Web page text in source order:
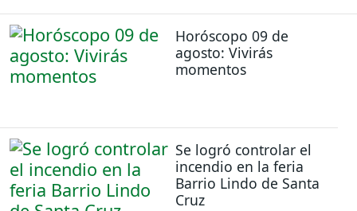
Horóscopo 09 de
agosto: Vivirás
momentos
Se logró controlar el
incendio en la feria
Barrio Lindo de Santa
Cruz